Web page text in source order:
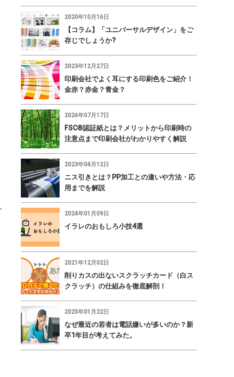
2020年10月16日
【コラム】「ユニバーサルデザイン」をご
存じでしょうか?
2023年12月27日
印刷会社でよく耳にする印刷色をご紹介！
金赤？赤金？青金？
2026年07月17日
FSC®認証紙とは？メリットから印刷時の
注意点まで印刷会社がわかりやすく解説
2023年04月12日
ニス引きとは？PP加工との違いや方法・応
用までを解説
2024年01月09日
イラレのおもしろ小技4選
2021年12月02日
削りカスの出ないスクラッチカード（白ス
クラッチ）の仕組みを徹底解剖！
2025年01月22日
なぜ最近の若者は電話嫌いが多いのか？新
卒1年目が考えてみた。